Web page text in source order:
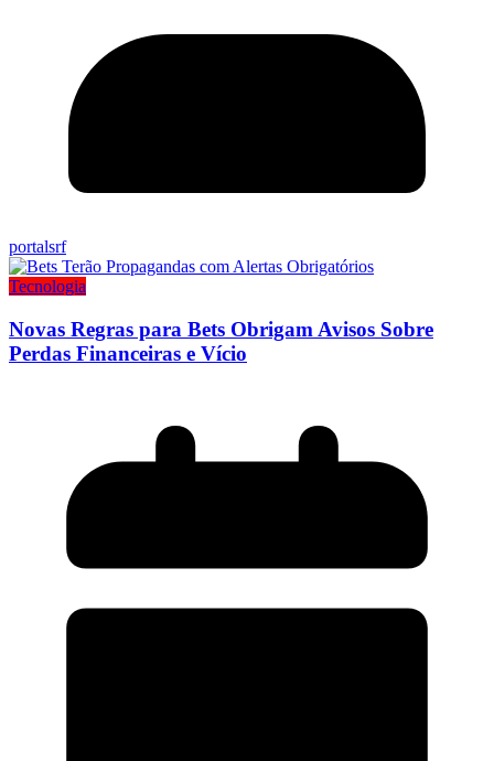
portalsrf
Tecnologia
Novas Regras para Bets Obrigam Avisos Sobre
Perdas Financeiras e Vício